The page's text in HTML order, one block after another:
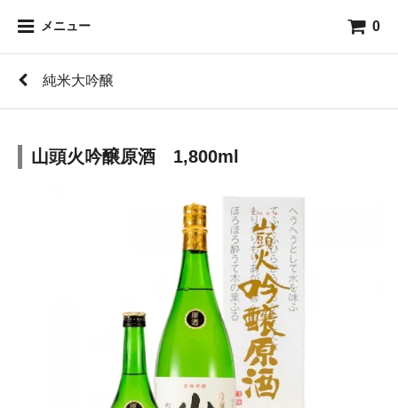
メニュー 0
純米大吟醸
山頭火吟醸原酒 1,800ml